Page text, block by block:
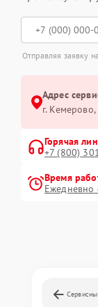
Отправляя заявку
Адрес
г.
Горячая
+7 (800)
Время
Ежедневно